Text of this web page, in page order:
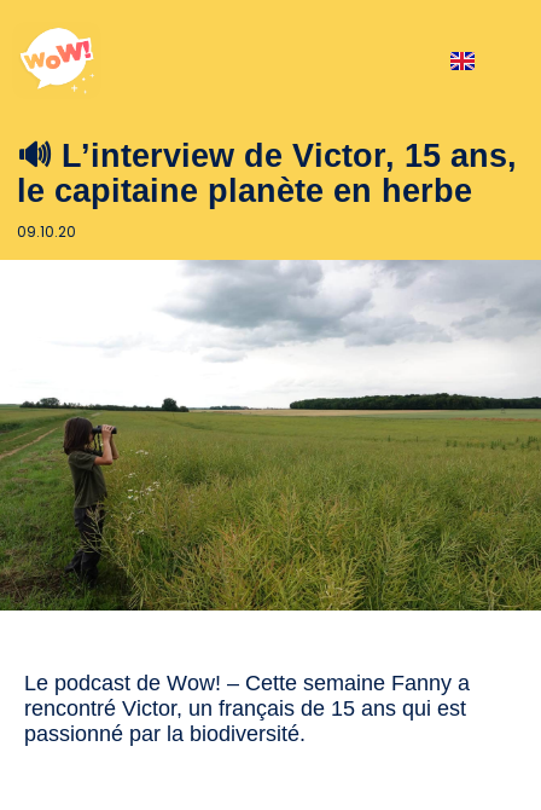
🔊 L’interview de Victor, 15 ans,
le capitaine planète en herbe
09.10.20
Le podcast de Wow! – Cette semaine Fanny a
rencontré Victor, un français de 15 ans qui est
passionné par la biodiversité.